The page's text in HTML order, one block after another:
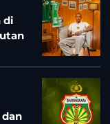
di